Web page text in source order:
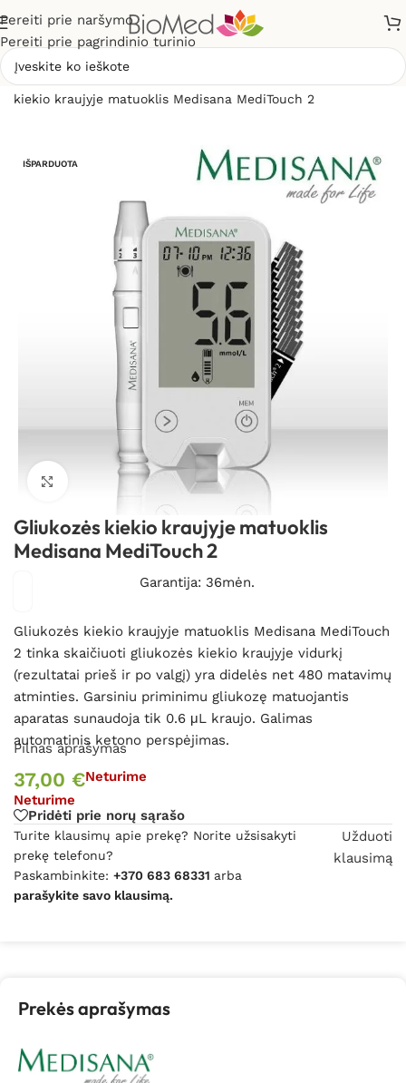
Pereiti prie naršymo
Pereiti prie pagrindinio turinio
kiekio kraujyje matuoklis Medisana MediTouch 2
IŠPARDUOTA
Spustelėkite, kad padidintumėte
Gliukozės kiekio kraujyje matuoklis
Medisana MediTouch 2
Garantija: 36mėn.
Gliukozės kiekio kraujyje matuoklis Medisana MediTouch
2 tinka skaičiuoti gliukozės kiekio kraujyje vidurkį
(rezultatai prieš ir po valgį) yra didelės net 480 matavimų
atminties. Garsiniu priminimu gliukozę matuojantis
aparatas sunaudoja tik 0.6 μL kraujo. Galimas
automatinis ketono perspėjimas.
Pilnas aprašymas
37,00 €Neturime
Neturime
Pridėti prie norų sąrašo
Turite klausimų apie prekę? Norite užsisakyti
prekę telefonu?
Paskambinkite: +370 683 68331 arba
parašykite savo klausimą.
Užduoti
klausimą
Prekės aprašymas